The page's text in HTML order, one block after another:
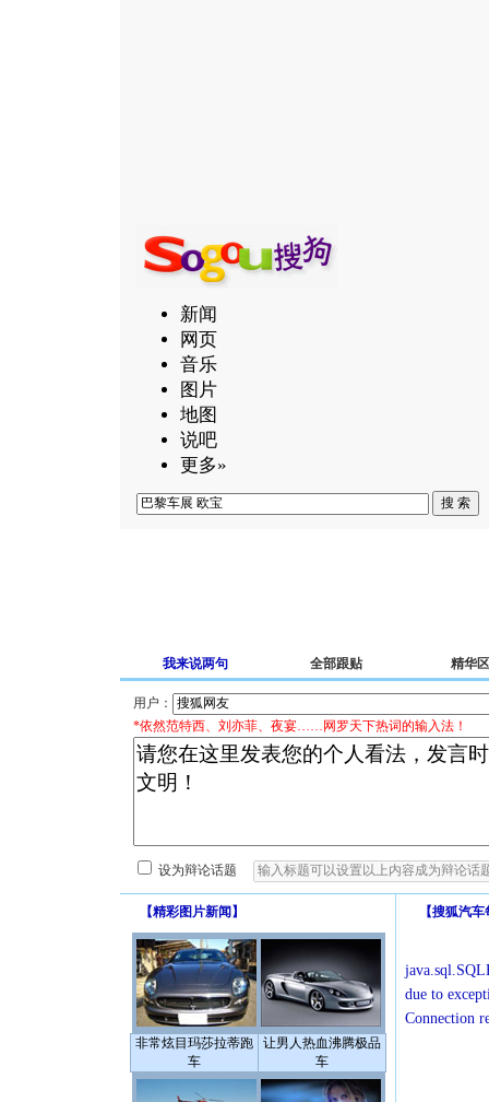
新闻
网页
音乐
图片
地图
说吧
更多»
我来说两句 全部跟贴 精华区
用户：
*依然范特西、刘亦菲、夜宴……网罗天下热词的输入法！
设为辩论话题
【精彩图片新闻 】
非常炫目玛莎拉蒂跑
车
让男人热血沸腾极品
车
【搜狐汽车
due to
Connection